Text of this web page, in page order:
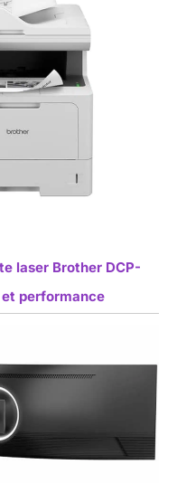
laser Brother DCP-
et performance